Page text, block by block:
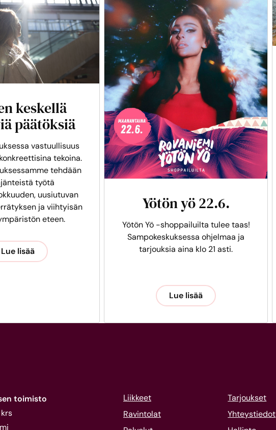
keskellä
päätöksiä
vastuullisuus
tekoina.
tehdään
työtä
uusiutuvan
ja viihtyisän
eteen.
Lue lisää
Yötön yö 22.6.
Yötön Yö -shoppailuilta tulee taas!
Sampokeskuksessa ohjelmaa ja
tarjouksia aina klo 21 asti.
Lue lisää
toimisto
Liikkeet
Ravintolat
Tarjoukset
Yhteystiedot